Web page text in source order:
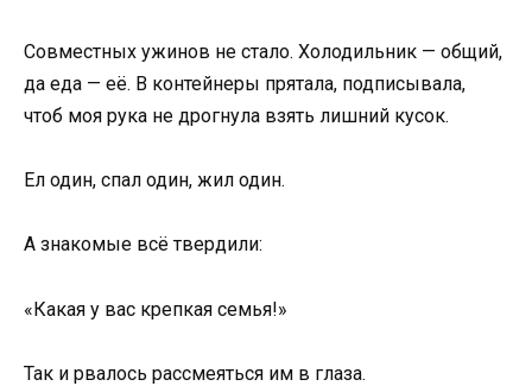
Совместных ужинов не стало. Холодильник — общий,
да еда — её. В контейнеры прятала, подписывала,
чтоб моя рука не дрогнула взять лишний кусок.
Ел один, спал один, жил один.
А знакомые всё твердили:
«Какая у вас крепкая семья!»
Так и рвалось рассмеяться им в глаза.